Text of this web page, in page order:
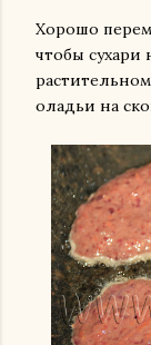
Хорошо
чтобы сухари
оладьи на